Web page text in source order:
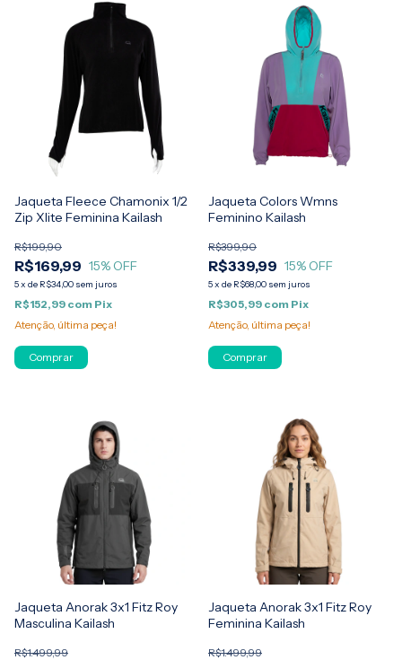
Jaqueta Fleece Chamonix 1/2
Zip Xlite Feminina Kailash
R$169,99
R$199,90
15% OFF
5x de R$34,00 sem juros
R$152,99 com Pix
Atenção, última peça!
Comprar
Jaqueta Colors Wmns
Feminino Kailash
R$339,99
R$399,90
15% OFF
5x de R$68,00 sem juros
R$305,99 com Pix
Atenção, última peça!
Comprar
Jaqueta Anorak 3x1 Fitz Roy
Masculina Kailash
R$1.499,99
Jaqueta Anorak 3x1 Fitz Roy
Feminina Kailash
R$1.499,99